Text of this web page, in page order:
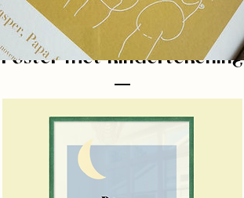
Poster met kindertekening
Ontdek het hier